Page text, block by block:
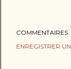
COMMENTAIRES
ENREGISTRER